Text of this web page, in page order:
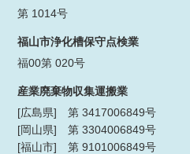
第 1014号
福山市浄化槽保守点検業
福00第 020号
産業廃棄物収集運搬業
[広島県] 第 3417006849号
[岡山県] 第 3304006849号
[福山市] 第 9101006849号